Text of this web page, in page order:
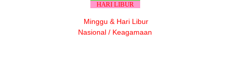
HARI LIBUR
Minggu & Hari Libur
Nasional / Keagamaan